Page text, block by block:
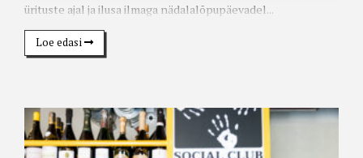
ürituste ajal ja ilusa ilmaga nädalalõpupäevadel...
Loe edasi